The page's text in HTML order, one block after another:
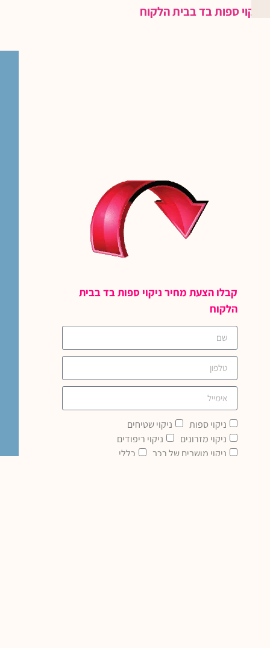
ניקוי ספות בד בבית הלקוח
קבלו הצעת מחיר ניקוי ספות בד בבית
הלקוח
ניקוי ספות
ניקוי שטיחים
ניקוי מזרונים
ניקוי ריפודים
ניקוי מושבים של רכב
כללי